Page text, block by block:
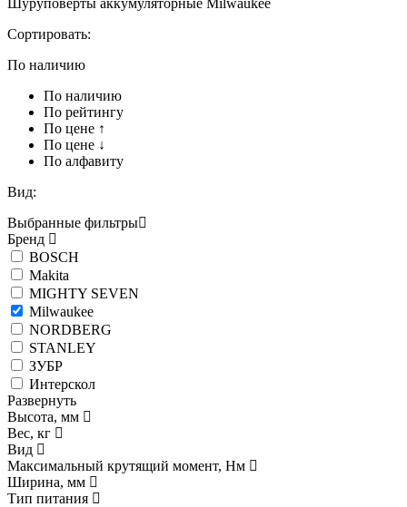
Шуруповерты аккумуляторные Milwaukee
Сортировать:
По наличию
По наличию
По рейтингу
По цене ↑
По цене ↓
По алфавиту
Вид:
Выбранные фильтры
Бренд
BOSCH
Makita
MIGHTY SEVEN
Milwaukee
NORDBERG
STANLEY
ЗУБР
Интерскол
Развернуть
Высота, мм
Вес, кг
Вид
Максимальный крутящий момент, Нм
Ширина, мм
Тип питания